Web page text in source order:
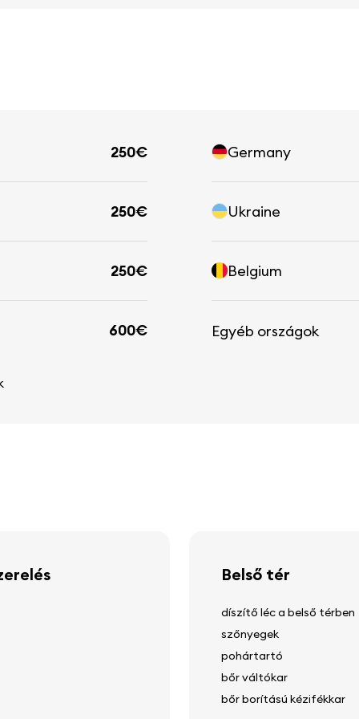
250€
250€
250€
600€
Germany
Ukraine
Belgium
Egyéb országok
Belső tér
díszítő léc a belső térben
szőnyegek
pohártartó
bőr váltókar
bőr borítású kézifékkar